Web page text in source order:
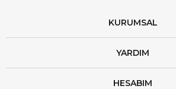
KURUMSAL
YARDIM
HESABIM